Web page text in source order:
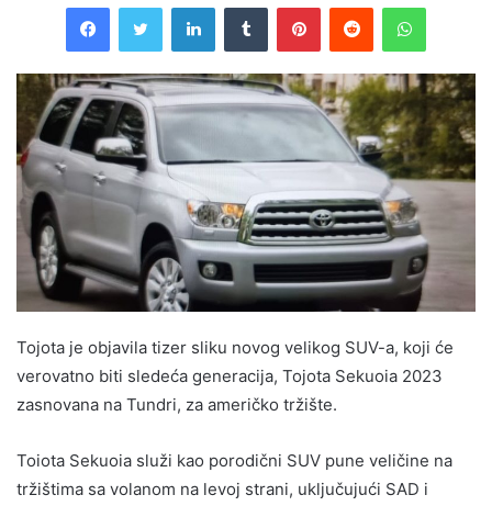
FacebookTwitter LinkedInTumblr PinterestReddit
Tojota je objavila tizer sliku novog velikog SUV-a, koji će
verovatno biti sledeća generacija, Tojota Sekuoia 2023
zasnovana na Tundri, za američko tržište.
Toiota Sekuoia služi kao porodični SUV pune veličine na
tržištima sa volanom na levoj strani, uključujući SAD i